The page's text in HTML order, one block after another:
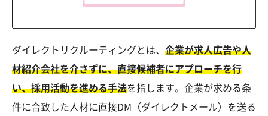
ダイレクトリクルーティングとは、 企業が求人広告や人
材紹介会社を介さずに、直接候補者にアプローチを行
い、採用活動を進める手法を指します。企業が求める条
件に合致した人材に直接DM（ダイレクトメール）を送る